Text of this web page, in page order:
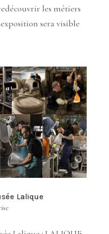
les métiers
sera visible
Lalique